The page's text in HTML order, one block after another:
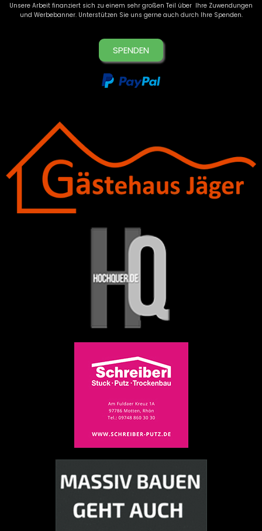
Unsere Arbeit finanziert sich zu einem sehr großen Teil über Ihre Zuwendungen
und Werbebanner. Unterstützen Sie uns gerne auch durch Ihre Spenden.
SPENDEN